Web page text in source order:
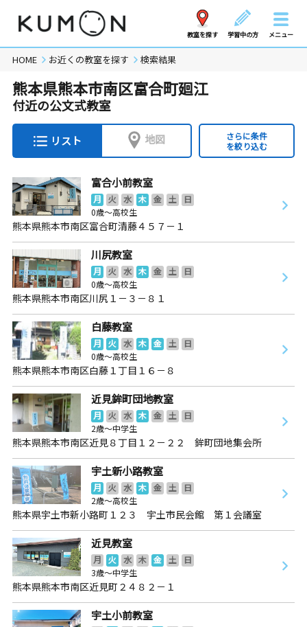
教室を探す 学習中の方 メニュー
HOME お近くの教室を探す 検索結果
熊本県熊本市南区富合町廻江
付近の公文式教室
リスト 地図
さらに条件
を絞り込む
富合小前教室
月 火 水 木 金 土
日
0歳～高校生
熊本県熊本市南区富合町清藤４５７－１
川尻教室
月 火 水 木 金 土
日
0歳～高校生
熊本県熊本市南区川尻１－３－８１
白藤教室
月 火 水 木 金 土
日
0歳～高校生
熊本県熊本市南区白藤１丁目１６－８
近見鉾町団地教室
月 火 水 木 金 土
日
2歳～中学生
熊本県熊本市南区近見８丁目１２－２２ 鉾町団地集会所
宇土新小路教室
月 火 水 木 金 土
日
2歳～高校生
熊本県宇土市新小路町１２３ 宇土市民会館 第１会議室
近見教室
月 火 水 木 金 土
日
3歳～中学生
熊本県熊本市南区近見町２４８２－１
宇土小前教室